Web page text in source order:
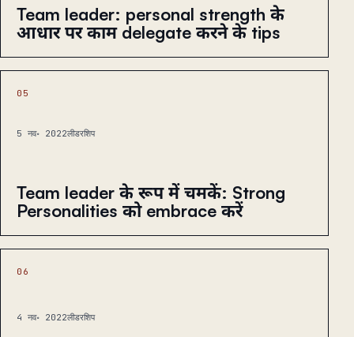
Team leader: personal strength के
आधार पर काम delegate करने के tips
05
5 नव॰ 2022लीडरशिप
Team leader के रूप में चमकें: Strong
Personalities को embrace करें
06
4 नव॰ 2022लीडरशिप